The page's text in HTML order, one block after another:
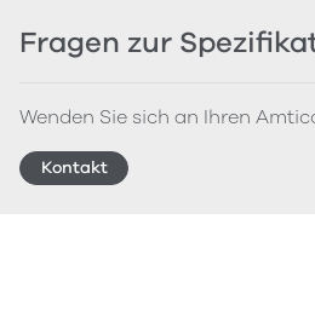
Fragen zur
Wenden Sie sich an Ihren
Kontakt